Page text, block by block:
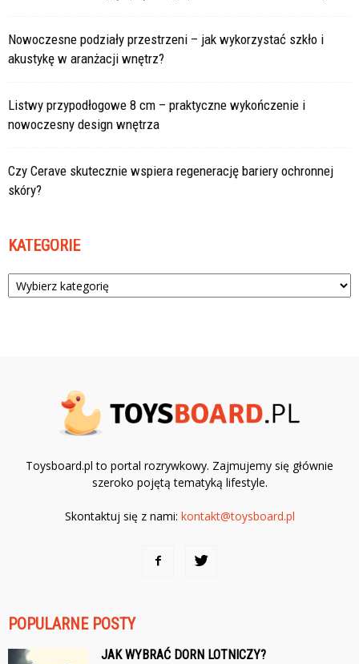
Nowoczesne podziały przestrzeni – jak wykorzystać szkło i
akustykę w aranżacji wnętrz?
Listwy przypodłogowe 8 cm – praktyczne wykończenie i
nowoczesny design wnętrza
Czy Cerave skutecznie wspiera regenerację bariery ochronnej
skóry?
KATEGORIE
Kategorie
Toysboard.pl to portal rozrywkowy. Zajmujemy się głównie
szeroko pojętą tematyką lifestyle.
Skontaktuj się z nami: kontakt@toysboard.pl
POPULARNE POSTY
JAK WYBRAĆ DORN LOTNICZY?